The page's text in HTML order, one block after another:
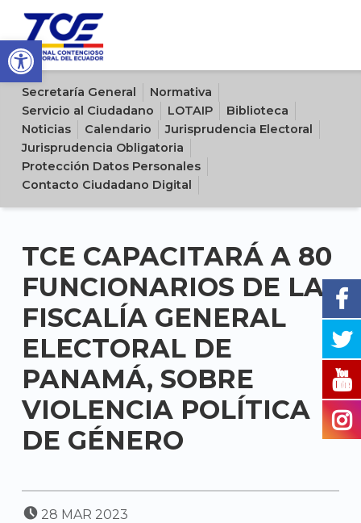
Open toolbar
Sitio oficial del Tribunal Contencioso Electoral del Ecuador
Secretaría General
Normativa
Servicio al Ciudadano
LOTAIP
Biblioteca
Noticias
Calendario
Jurisprudencia Electoral
Jurisprudencia Obligatoria
Protección Datos Personales
Contacto Ciudadano Digital
TCE CAPACITARÁ A 80
FUNCIONARIOS DE LA
FISCALÍA GENERAL
ELECTORAL DE
PANAMÁ, SOBRE
VIOLENCIA POLÍTICA
DE GÉNERO
POSTED ON:
28 MAR 2023